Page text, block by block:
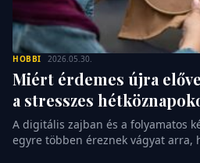
HOBBI 2026.05.30.
Miért érdemes újra
a stresszes
A digitális zajban és a folyamatos
egyre többen éreznek vágyat arra,